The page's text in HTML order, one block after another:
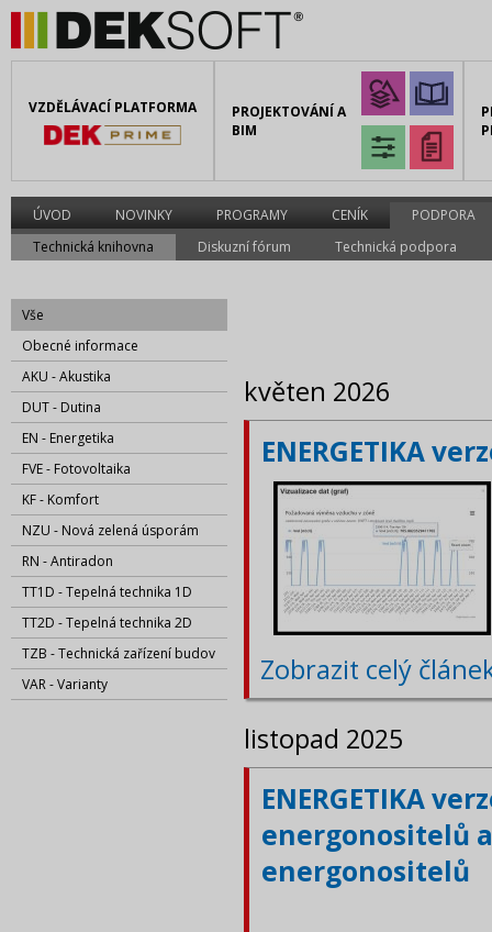
VZDĚLÁVACÍ PLATFORMA
PROJEKTOVÁNÍ A
BIM
ÚVOD NOVINKY PROGRAMY CENÍK
PODPORA
Technická knihovna
Diskuzní fórum Technická podpora
Vše
Obecné informace
AKU - Akustika
DUT - Dutina
EN - Energetika
FVE - Fotovoltaika
KF - Komfort
NZU - Nová zelená úsporám
RN - Antiradon
TT1D - Tepelná technika 1D
TT2D - Tepelná technika 2D
TZB - Technická zařízení budov
VAR - Varianty
květen 2026
ENERGETIKA
Zobrazit celý
listopad 2025
ENERGETIKA
energonositelů
energonositelů